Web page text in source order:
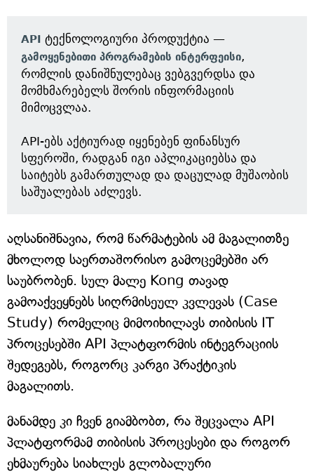
API ტექნოლოგიური პროდუქტია —
გამოყენებითი პროგრამების ინტერფეისი,
რომლის დანიშნულებაც ვებგვერდსა და
მომხმარებელს შორის ინფორმაციის
მიმოცვლაა.
API-ებს აქტიურად იყენებენ ფინანსურ
სფეროში, რადგან იგი აპლიკაციებსა და
საიტებს გამართულად და დაცულად მუშაობის
საშუალებას აძლევს.
აღსანიშნავია, რომ წარმატების ამ მაგალითზე
მხოლოდ საერთაშორისო გამოცემებში არ
საუბრობენ. სულ მალე Kong თავად
გამოაქვეყნებს სიღრმისეულ კვლევას (Case
Study) რომელიც მიმოიხილავს თიბისის IT
პროცესებში API პლატფორმის ინტეგრაციის
შედეგებს, როგორც კარგი პრაქტიკის
მაგალითს.
მანამდე კი ჩვენ გიამბობთ, რა შეცვალა API
პლატფორმამ თიბისის პროცესები და როგორ
ეხმაურება სიახლეს გლობალური